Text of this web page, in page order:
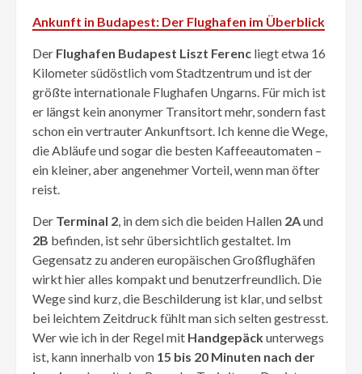
Ankunft in Budapest: Der Flughafen im Überblick
Der Flughafen Budapest Liszt Ferenc liegt etwa 16
Kilometer südöstlich vom Stadtzentrum und ist der
größte internationale Flughafen Ungarns. Für mich ist
er längst kein anonymer Transitort mehr, sondern fast
schon ein vertrauter Ankunftsort. Ich kenne die Wege,
die Abläufe und sogar die besten Kaffeeautomaten –
ein kleiner, aber angenehmer Vorteil, wenn man öfter
reist.
Der Terminal 2, in dem sich die beiden Hallen 2Aund
2B befinden, ist sehr übersichtlich gestaltet. Im
Gegensatz zu anderen europäischen Großflughäfen
wirkt hier alles kompakt und benutzerfreundlich. Die
Wege sind kurz, die Beschilderung ist klar, und selbst
bei leichtem Zeitdruck fühlt man sich selten gestresst.
Wer wie ich in der Regel mit Handgepäckunterwegs
ist, kann innerhalb von 15 bis 20 Minuten nach der